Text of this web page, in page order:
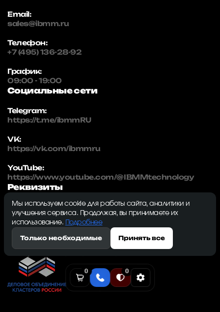
0 0
Email:
sales@ibmm.ru
Телефон:
+7 (495) 136-28-92
График:
09:00 - 19:00
Социальные сети
Telegram:
https://t.me/ibmmRU
VK:
https://vk.com/ibmmru
YouTube:
https://www.youtube.com/@IBMMtechnology
Реквизиты
IBMM | technology
ИНН: 5032334982
ОГРН: 1215000115230
143009, Московская область, г. Одинцово, ул.
Мы используем cookie для работы сайта, аналитики и
улучшения сервиса. Продолжая, вы принимаете их
использование.
Подробнее
Только необходимые Принять все